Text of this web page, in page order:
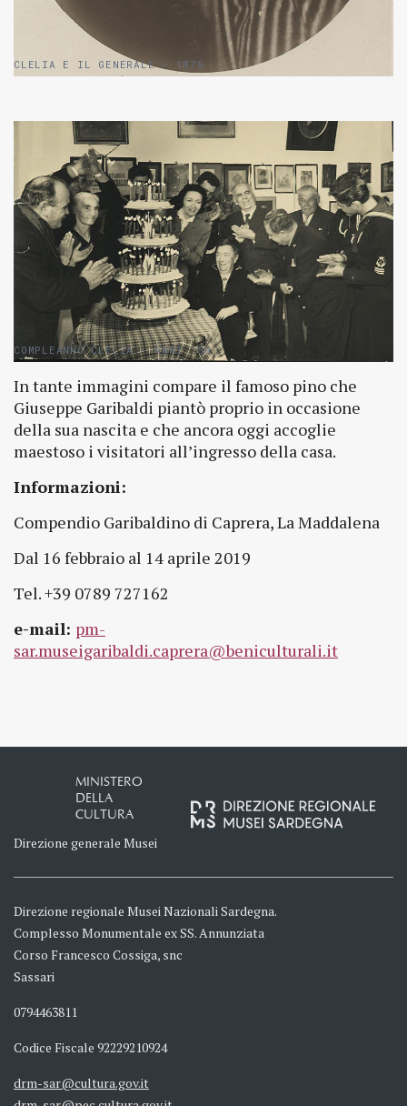
CLELIA E IL GENERALE – 1875
COMPLEANNO CLELIA – ANNI ’50
In tante immagini compare il famoso pino che
Giuseppe Garibaldi piantò proprio in occasione
della sua nascita e che ancora oggi accoglie
maestoso i visitatori all’ingresso della casa.
Informazioni:
Compendio Garibaldino di Caprera, La Maddalena
Dal 16 febbraio al 14 aprile 2019
Tel. +39 0789 727162
e-mail: pm-
sar.museigaribaldi.caprera@beniculturali.it
MINISTERO
DELLA
CULTURA
Direzione generale Musei
Direzione regionale Musei Nazionali Sardegna.
Complesso Monumentale ex SS. Annunziata
Corso Francesco Cossiga, snc
Sassari
0794463811
Codice Fiscale 92229210924
drm-sar@cultura.gov.it